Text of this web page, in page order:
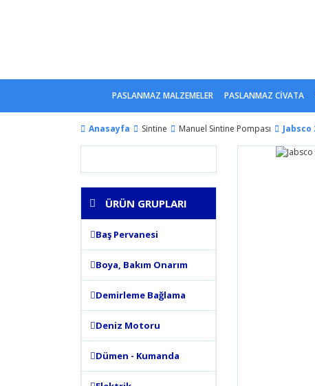
PASLANMAZ MALZEMELER PASLANMAZ CİVATA
Anasayfa Sintine Manuel Sintine Pompası
ÜRÜN GRUPLARI
Baş Pervanesi
Boya, Bakım Onarım
Demirleme Bağlama
Deniz Motoru
Dümen - Kumanda